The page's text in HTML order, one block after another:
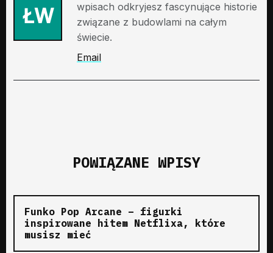
ŁW
wpisach odkryjesz fascynujące historie
związane z budowlami na całym
świecie.
Email
POWIĄZANE WPISY
Funko Pop Arcane – figurki
inspirowane hitem Netflixa, które
musisz mieć